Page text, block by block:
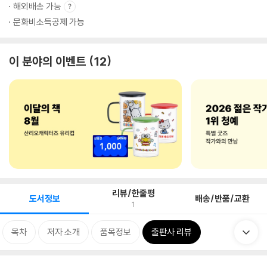
해외배송 가능
문화비소득공제 가능
이 분야의 이벤트 12
도서정보 리뷰/한줄평
1 배송/반품/교환
목차 저자 소개 품목정보 출판사 리뷰